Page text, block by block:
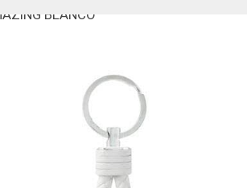
BLANCO